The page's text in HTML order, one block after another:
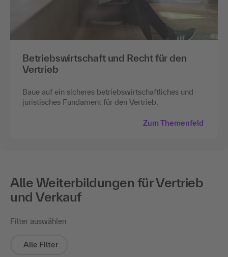
Betriebswirtschaft und Recht für den
Vertrieb
Baue auf ein sicheres betriebswirtschaftliches und
juristisches Fundament für den Vertrieb.
Zum Themenfeld
Alle Weiterbildungen für Vertrieb
und Verkauf
Filter auswählen
Alle Filter